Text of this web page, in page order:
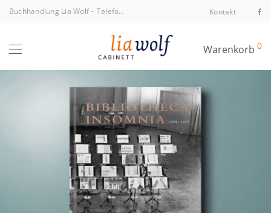
Buchhandlung Lia Wolf– Telefon +43 1 512 40 94 Kontakt
Warenkorb 0